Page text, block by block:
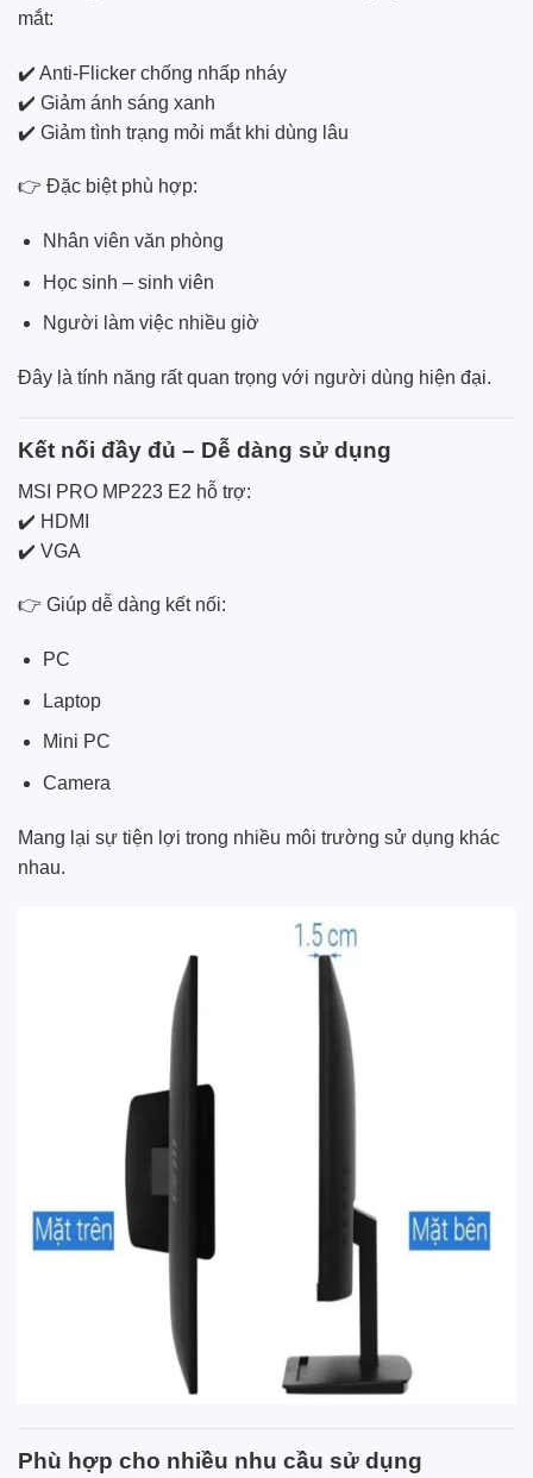
mắt:
✔️ Anti-Flicker chống nhấp nháy
✔️ Giảm ánh sáng xanh
✔️ Giảm tình trạng mỏi mắt khi dùng lâu
👉 Đặc biệt phù hợp:
Nhân viên văn phòng
Học sinh – sinh viên
Người làm việc nhiều giờ
Đây là tính năng rất quan trọng với người dùng hiện đại.
Kết nối đầy đủ – Dễ dàng sử dụng
MSI PRO MP223 E2 hỗ trợ:
✔️ HDMI
✔️ VGA
👉 Giúp dễ dàng kết nối:
PC
Laptop
Mini PC
Camera
Mang lại sự tiện lợi trong nhiều môi trường sử dụng khác
nhau.
Phù hợp cho nhiều nhu cầu sử dụng